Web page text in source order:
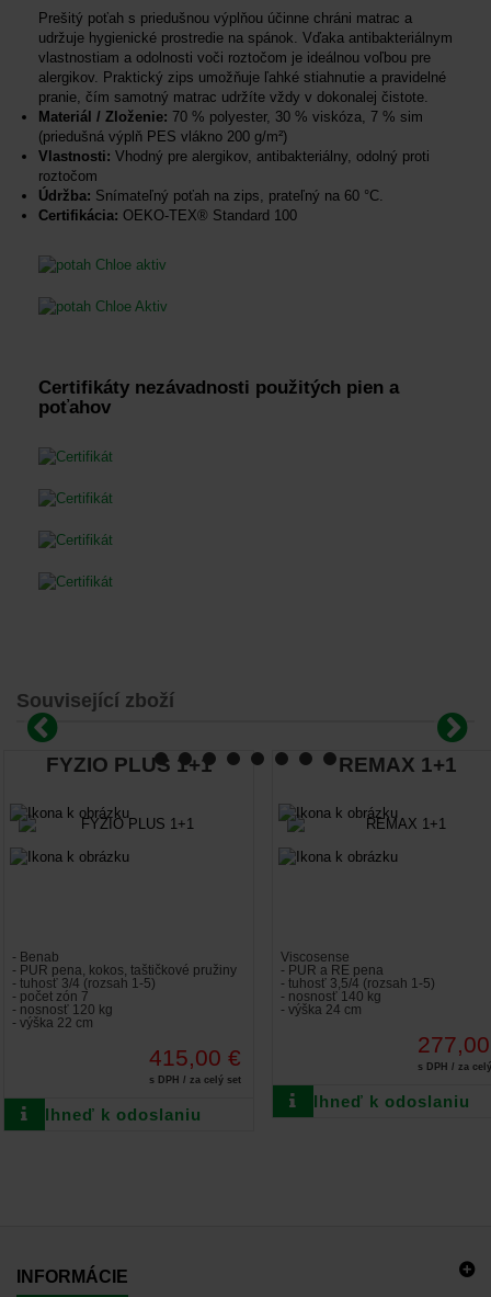
Prešitý poťah s priedušnou výplňou účinne chráni matrac a
udržuje hygienické prostredie na spánok. Vďaka antibakteriálnym
vlastnostiam a odolnosti voči roztočom je ideálnou voľbou pre
alergikov. Praktický zips umožňuje ľahké stiahnutie a pravidelné
pranie, čím samotný matrac udržíte vždy v dokonalej čistote.
Materiál / Zloženie: 70 % polyester, 30 % viskóza, 7 % sim
(priedušná výplň PES vlákno 200 g/m²)
Vlastnosti: Vhodný pre alergikov, antibakteriálny, odolný proti
roztočom
Údržba: Snímateľný poťah na zips, prateľný na 60 °C.
Certifikácia: OEKO-TEX® Standard 100
Certifikáty nezávadnosti použitých pien a
poťahov
Související zboží
FYZIO PLUS 1+1
- Benab
- PUR pena, kokos, taštičkové pružiny
- tuhosť 3/4 (rozsah 1-5)
- počet zón 7
- nosnosť 120 kg
- výška 22 cm
415,00 €
s DPH / za celý set
Ihneď k odoslaniu
REMAX 1+1
Viscosense
- PUR a RE pena
- tuhosť 3,5/4 (rozsah 1-5)
- nosnosť 140 kg
- výška 24 cm
s DPH / za
Ihneď k odoslaniu
INFORMÁCIE